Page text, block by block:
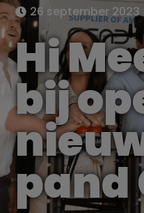
26 september 2023
Hi
bij
pand